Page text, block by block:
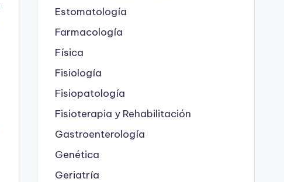
Estomatología
Farmacología
Física
Fisiología
Fisiopatología
Fisioterapia y Rehabilitación
Gastroenterología
Genética
Geriatría